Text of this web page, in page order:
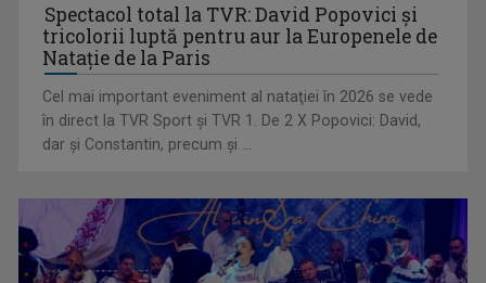
Virtuozitate și sonorităţi populare surprinzătoare, în a doua
ediţie „best ...
Spectacol total la TVR: David Popovici și
tricolorii luptă pentru aur la Europenele de
Natație de la Paris
Cel mai important eveniment al nataţiei în 2026 se vede
în direct la TVR Sport şi TVR 1. De 2 X Popovici: David,
dar şi Constantin, precum şi ...